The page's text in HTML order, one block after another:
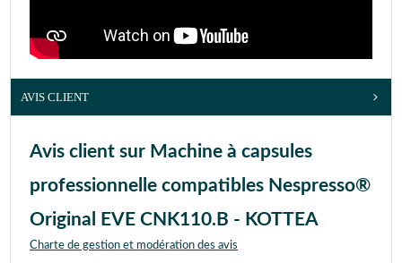
AVIS CLIENT
Avis client sur Machine à capsules
professionnelle compatibles Nespresso®
Original EVE CNK110.B - KOTTEA
Charte de gestion et modération des avis